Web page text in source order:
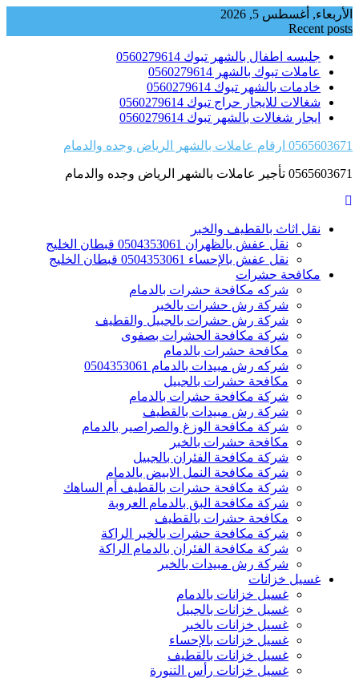
Skip
to
الأربعاء, أغسطس 5, 2026
Recent posts
جليسه اطفال بالشهر تبوك 0560279614
عاملات تبوك بالشهر 0560279614
خادمات بالشهر تبوك 0560279614
شغالات للايجار حراج تبوك 0560279614
ايجار شغالات بالشهر تبوك 0560279614
0565603671 ارقام عاملات بالشهر الرياض وجده والدمام
0565603671 تأجير عاملات بالشهر الرياض وجده والدمام
نقل اثاث بالقطيف والخبر
نقل عفش بالظهران 0504353061 قبطان الخليج
نقل عفش بالإحساء 0504353061 قبطان الخليج
مكافحة حشرات
شركه مكافحة حشرات بالدمام
شركة رش حشرات بالخبر
شركة رش حشرات بالجبيل والقطيف
شركة مكافحة الحشرات بصفوى
مكافحة حشرات بالدمام
شركه رش مبيدات بالدمام 0504353061
مكافحة حشرات بالجبيل
شركة مكافحة حشرات بالدمام
شركة رش مبيدات بالقطيف
شركة مكافحة الوزغ والصراصير بالدمام
مكافحة حشرات بالخبر
شركة مكافحة الفئران بالجبيل
شركة مكافحة النمل الابيض بالدمام
شركة مكافحة حشرات بالقطيف أم الساهك
شركة مكافحة البق بالدمام العروبة
مكافحة حشرات بالقطيف
شركة مكافحة حشرات بالخبر الراكة
شركة مكافحة الفئران بالدمام الراكة
شركة رش مبيدات بالخبر
غسيل خزانات
غسيل خزانات بالدمام
غسيل خزانات بالجبيل
غسيل خزانات بالخبر
غسيل خزانات بالإحساء
غسيل خزانات بالقطيف
غسيل خزانات رأس التنورة